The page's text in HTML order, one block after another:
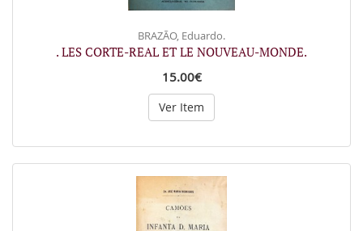
BRAZÃO, Eduardo.
. LES CORTE-REAL ET LE NOUVEAU-MONDE.
15.00€
Ver Item